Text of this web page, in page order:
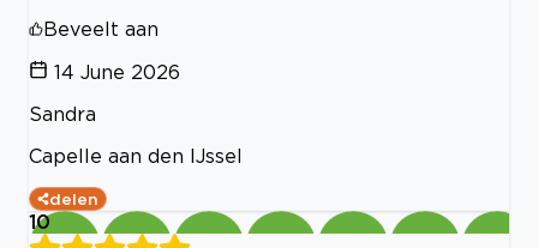
Beveelt aan
14 June 2026
Sandra
Capelle aan den IJssel
delen
10